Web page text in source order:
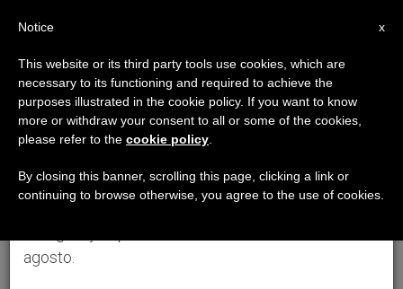
×
Aviso importante
Del 27 de julio al 7 de agosto haremos la pausa
anual, aprovechando que en el periodo de verano
se generan menos informaciones y también el
agosto.
x
Notice
This website or its third party tools use cookies, which are
necessary to its functioning and required to achieve the
purposes illustrated in the cookie policy. If you want to know
more or withdraw your consent to all or some of the cookies,
please refer to the cookie policy
By closing this banner, scrolling this page, clicking a link or
continuing to browse otherwise, you agree to the use of cookies.